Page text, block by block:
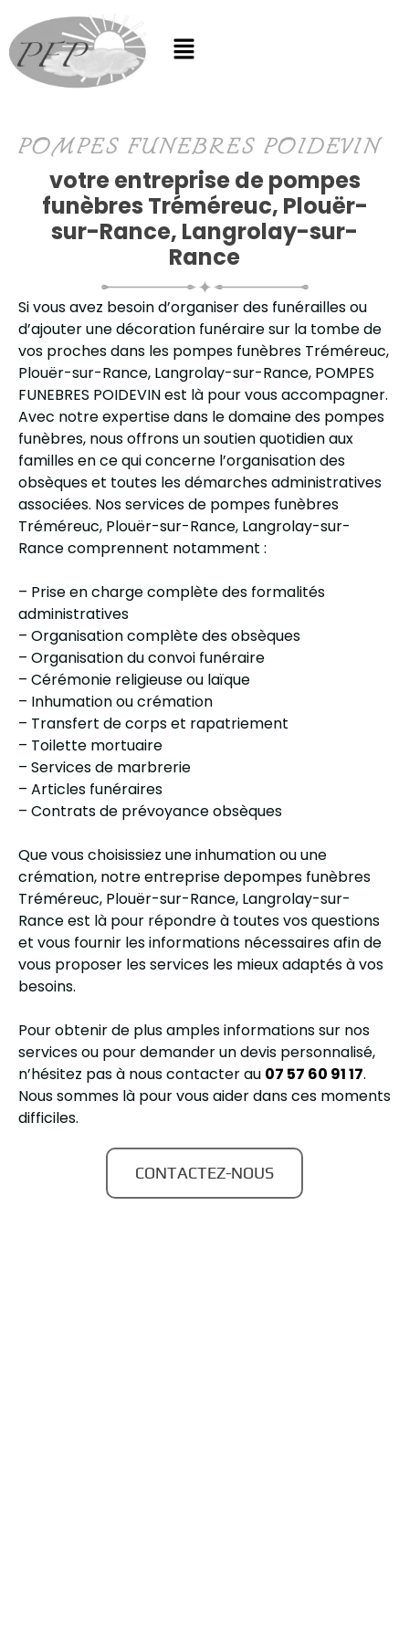
POMPES FUNEBRES POIDEVIN
votre entreprise de pompes
funèbres Tréméreuc, Plouër-
sur-Rance, Langrolay-sur-
Rance
Si vous avez besoin d’organiser des funérailles ou
d’ajouter une décoration funéraire sur la tombe de
vos proches dans les pompes funèbres Tréméreuc,
Plouër-sur-Rance, Langrolay-sur-Rance, POMPES
FUNEBRES POIDEVIN est là pour vous accompagner.
Avec notre expertise dans le domaine des pompes
funèbres, nous offrons un soutien quotidien aux
familles en ce qui concerne l’organisation des
obsèques et toutes les démarches administratives
associées. Nos services de pompes funèbres
Tréméreuc, Plouër-sur-Rance, Langrolay-sur-
Rance comprennent notamment :
– Prise en charge complète des formalités
administratives
– Organisation complète des obsèques
– Organisation du convoi funéraire
– Cérémonie religieuse ou laïque
– Inhumation ou crémation
– Transfert de corps et rapatriement
– Toilette mortuaire
– Services de marbrerie
– Articles funéraires
– Contrats de prévoyance obsèques
Que vous choisissiez une inhumation ou une
crémation, notre entreprise depompes funèbres
Tréméreuc, Plouër-sur-Rance, Langrolay-sur-
Rance est là pour répondre à toutes vos questions
et vous fournir les informations nécessaires afin de
vous proposer les services les mieux adaptés à vos
besoins.
Pour obtenir de plus amples informations sur nos
services ou pour demander un devis personnalisé,
n’hésitez pas à nous contacter au 07 57 60 91 17.
Nous sommes là pour vous aider dans ces moments
difficiles.
CONTACTEZ-NOUS